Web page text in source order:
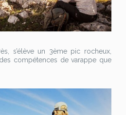
s’élève un 3ème pic rocheux,
compétences de varappe que